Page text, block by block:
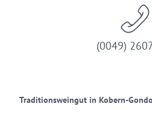
(0049)
Traditionsweingut in Kobern-